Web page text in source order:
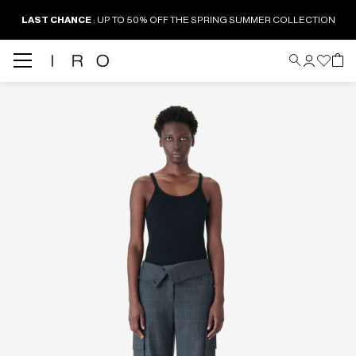
LAST CHANCE: UP TO 50% OFF THE SPRING SUMMER COLLECTION